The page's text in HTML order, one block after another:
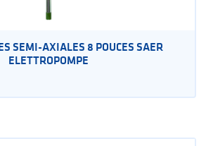
SEMI-AXIALES 8 POUCES SAER
ELETTROPOMPE